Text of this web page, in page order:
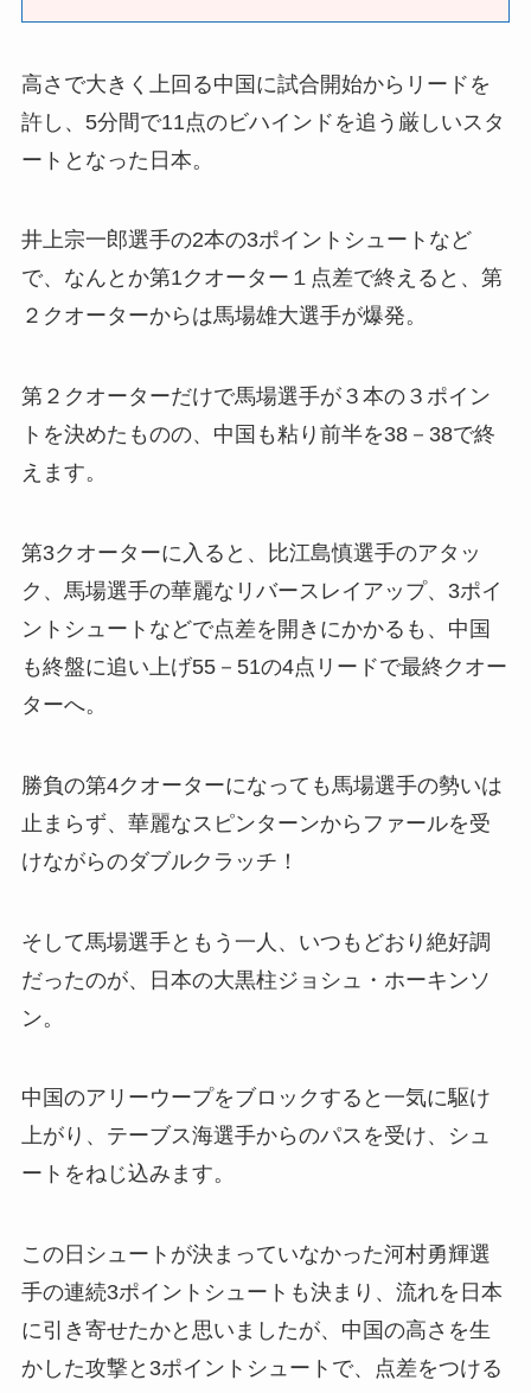
高さで大きく上回る中国に試合開始からリードを
許し、5分間で11点のビハインドを追う厳しいスタ
ートとなった日本。
井上宗一郎選手の2本の3ポイントシュートなど
で、なんとか第1クオーター１点差で終えると、第
２クオーターからは馬場雄大選手が爆発。
第２クオーターだけで馬場選手が３本の３ポイン
トを決めたものの、中国も粘り前半を38－38で終
えます。
第3クオーターに入ると、比江島慎選手のアタッ
ク、馬場選手の華麗なリバースレイアップ、3ポイ
ントシュートなどで点差を開きにかかるも、中国
も終盤に追い上げ55－51の4点リードで最終クオー
ターへ。
勝負の第4クオーターになっても馬場選手の勢いは
止まらず、華麗なスピンターンからファールを受
けながらのダブルクラッチ！
そして馬場選手ともう一人、いつもどおり絶好調
だったのが、日本の大黒柱ジョシュ・ホーキンソ
ン。
中国のアリーウープをブロックすると一気に駆け
上がり、テーブス海選手からのパスを受け、シュ
ートをねじ込みます。
この日シュートが決まっていなかった河村勇輝選
手の連続3ポイントシュートも決まり、流れを日本
に引き寄せたかと思いましたが、中国の高さを生
かした攻撃と3ポイントシュートで、点差をつける